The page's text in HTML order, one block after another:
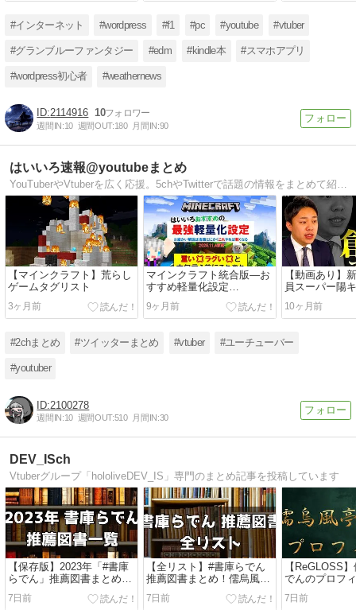
#インターネット #wordpress #f1 #pc #youtube #vtuber
#グランブルーファンタジー #edm #kindle本 #スマホアプリ
#wordpress初心者 #weathernews
2114916 10
週間IN:10 週間OUT:180 月間IN:90
はいいろ速報@youtubeまとめ
YouTuberやVtuberを広く応援。5chやTwitterで話題の情報をまとめて紹介しています。毎日１０記事超更新中。ひまつぶしにどうぞ。
【マインクラフト】荒らし
ゲームタグリスト
3ヶ月前
マインクラフト統合版―お
すすめ軽量化設定
―Ver1.21.120
9ヶ月前
【動画あり】
員スーパー陽
BEEM社の採
スすぎる
10ヶ月前
#2chまとめ #ツイッターまとめ #vtuber #ユーチューバー
#youtuber
2100278
週間IN:10 週間OUT:510 月間IN:30
DEV_ISch
Vtuberグループ「hololiveDEV_IS」専門のまとめ記事を投稿しています
【保存版】2023年「#書庫
らでん」推薦図書まとめ：
VTuber儒烏風亭らでんが選
んだ至極の1冊
7日前
【全リスト】#書庫らでん
推薦図書まとめ！儒烏風亭
らでんが紹介した全作品を
網羅
7日前
【ReGLOSS
でんのプロフ
め！美術愛と
ップの魅力と
7日前